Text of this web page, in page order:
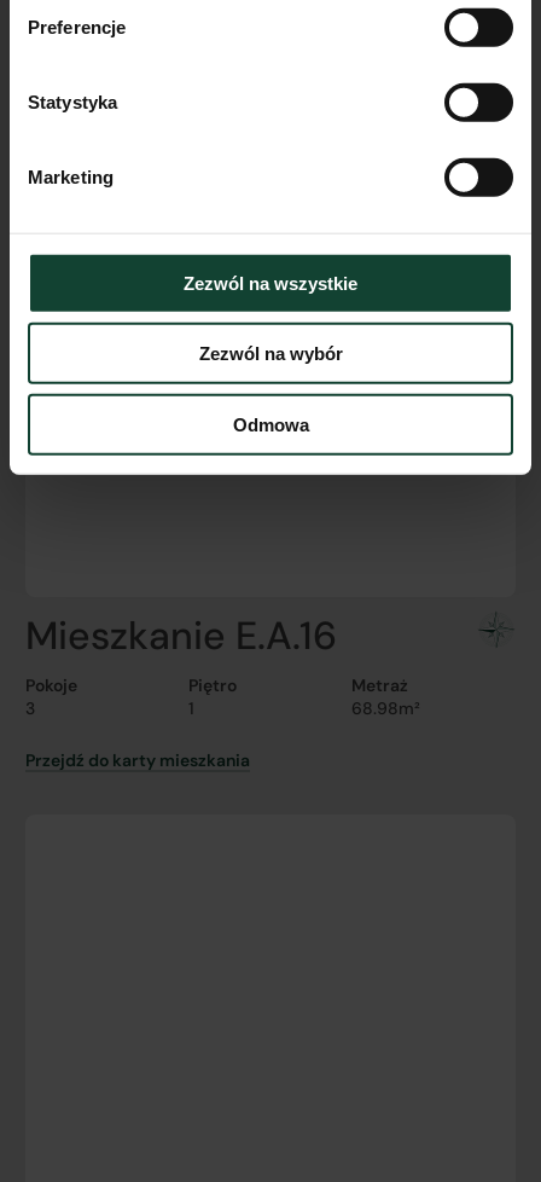
Preferencje
Statystyka
Marketing
Zezwól na wszystkie
Zezwól na wybór
Odmowa
Przejdź do karty mieszkania
Mieszkanie E.A.16
Pokoje
3
Piętro
1
Metraż
68.98m²
Przejdź do karty mieszkania